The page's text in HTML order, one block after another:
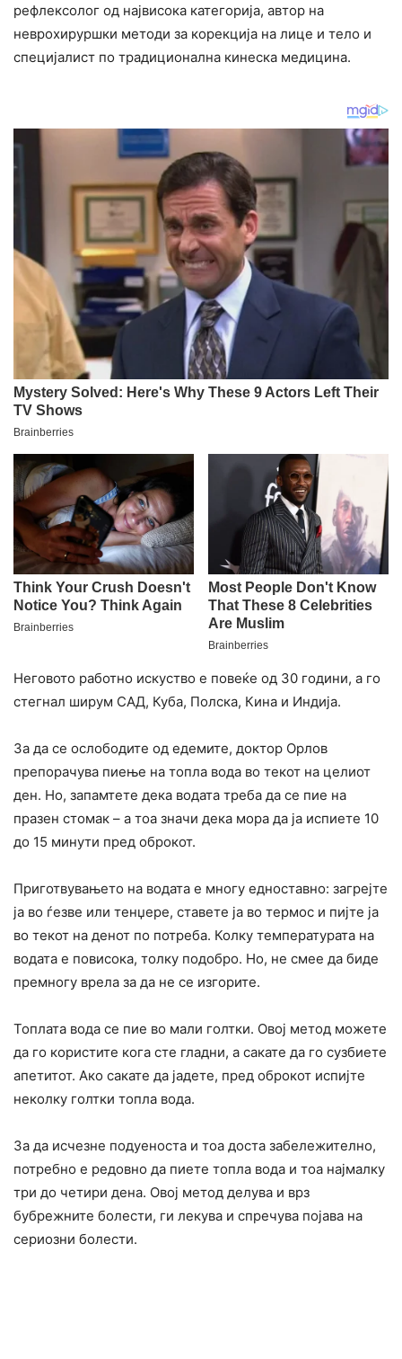
рефлексолог од највисока категорија, автор на
неврохируршки методи за корекција на лице и тело и
специјалист по традиционална кинеска медицина.
Неговото работно искуство е повеќе од 30 години, а го
стегнал ширум САД, Куба, Полска, Кина и Индија.
За да се ослободите од едемите, доктор Орлов
препорачува пиење на топла вода во текот на целиот
ден. Но, запамтете дека водата треба да се пие на
празен стомак – а тоа значи дека мора да ја испиете 10
до 15 минути пред оброкот.
Приготвувањето на водата е многу едноставно: загрејте
ја во ѓезве или тенџере, ставете ја во термос и пијте ја
во текот на денот по потреба. Колку температурата на
водата е повисока, толку подобро. Но, не смее да биде
премногу врела за да не се изгорите.
Топлата вода се пие во мали голтки. Овој метод можете
да го користите кога сте гладни, а сакате да го сузбиете
апетитот. Ако сакате да јадете, пред оброкот испијте
неколку голтки топла вода.
За да исчезне подуеноста и тоа доста забележително,
потребно е редовно да пиете топла вода и тоа најмалку
три до четири дена. Овој метод делува и врз
бубрежните болести, ги лекува и спречува појава на
сериозни болести.